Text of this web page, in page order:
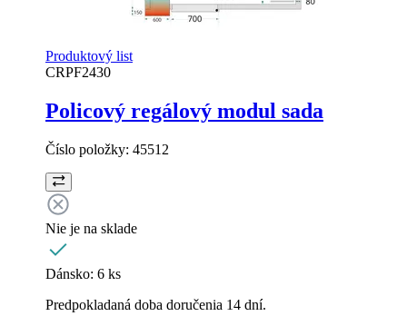
Produktový list
CRPF2430
Policový regálový modul sada
Číslo položky: 45512
Nie je na sklade
Dánsko: 6 ks
Predpokladaná doba doručenia 14 dní.